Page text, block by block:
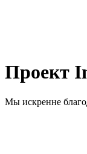
Проект
Мы искренне